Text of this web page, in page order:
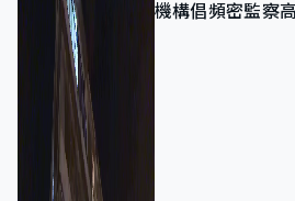
機構倡頻密監察